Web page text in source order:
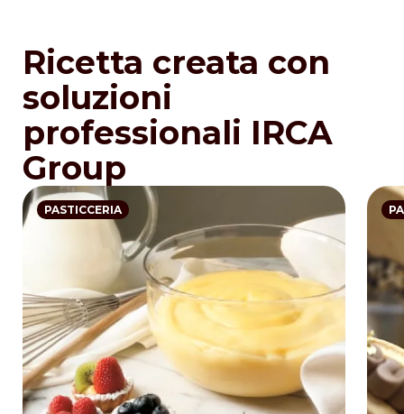
Ricetta creata con
soluzioni
professionali IRCA
Group
PASTICCERIA